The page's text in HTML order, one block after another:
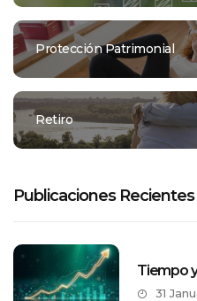
Protección Patrimonial
Retiro
Publicaciones Recientes
Tiempo
31